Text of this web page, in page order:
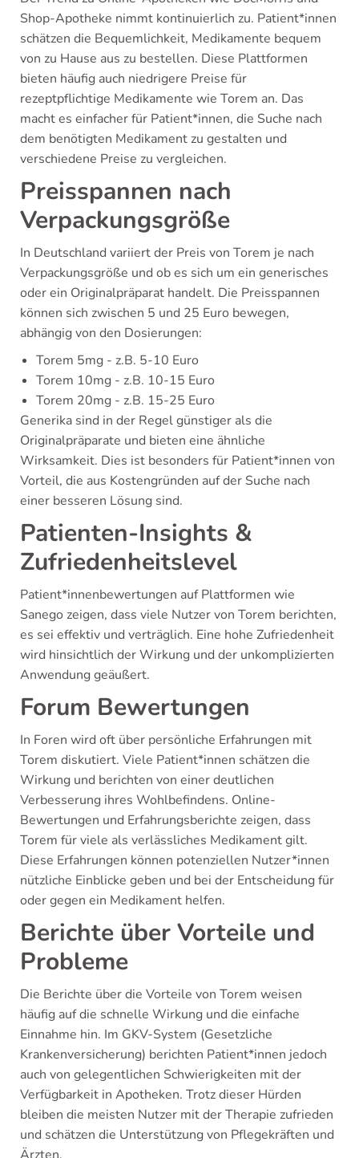
Shop-Apotheke nimmt kontinuierlich zu. Patient*innen
schätzen die Bequemlichkeit, Medikamente bequem
von zu Hause aus zu bestellen. Diese Plattformen
bieten häufig auch niedrigere Preise für
rezeptpflichtige Medikamente wie Torem an. Das
macht es einfacher für Patient*innen, die Suche nach
dem benötigten Medikament zu gestalten und
verschiedene Preise zu vergleichen.
Preisspannen nach
Verpackungsgröße
In Deutschland variiert der Preis von Torem je nach
Verpackungsgröße und ob es sich um ein generisches
oder ein Originalpräparat handelt. Die Preisspannen
können sich zwischen 5 und 25 Euro bewegen,
abhängig von den Dosierungen:
Torem 5mg - z.B. 5-10 Euro
Torem 10mg - z.B. 10-15 Euro
Torem 20mg - z.B. 15-25 Euro
Generika sind in der Regel günstiger als die
Originalpräparate und bieten eine ähnliche
Wirksamkeit. Dies ist besonders für Patient*innen von
Vorteil, die aus Kostengründen auf der Suche nach
einer besseren Lösung sind.
Patienten-Insights &
Zufriedenheitslevel
Patient*innenbewertungen auf Plattformen wie
Sanego zeigen, dass viele Nutzer von Torem berichten,
es sei effektiv und verträglich. Eine hohe Zufriedenheit
wird hinsichtlich der Wirkung und der unkomplizierten
Anwendung geäußert.
Forum Bewertungen
In Foren wird oft über persönliche Erfahrungen mit
Torem diskutiert. Viele Patient*innen schätzen die
Wirkung und berichten von einer deutlichen
Verbesserung ihres Wohlbefindens. Online-
Bewertungen und Erfahrungsberichte zeigen, dass
Torem für viele als verlässliches Medikament gilt.
Diese Erfahrungen können potenziellen Nutzer*innen
nützliche Einblicke geben und bei der Entscheidung für
oder gegen ein Medikament helfen.
Berichte über Vorteile und
Probleme
Die Berichte über die Vorteile von Torem weisen
häufig auf die schnelle Wirkung und die einfache
Einnahme hin. Im GKV-System (Gesetzliche
Krankenversicherung) berichten Patient*innen jedoch
auch von gelegentlichen Schwierigkeiten mit der
Verfügbarkeit in Apotheken. Trotz dieser Hürden
bleiben die meisten Nutzer mit der Therapie zufrieden
und schätzen die Unterstützung von Pflegekräften und